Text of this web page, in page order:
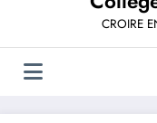
CROIRE